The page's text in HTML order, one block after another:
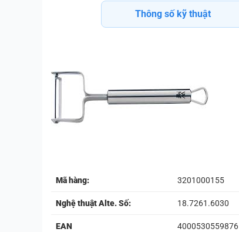
Thông số kỹ thuật
Mã hàng: 3201000155
Nghệ thuật Alte. Số: 18.7261.6030
EAN 4000530559876